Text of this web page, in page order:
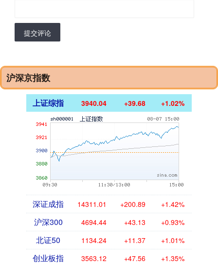
提交评论
沪深京指数
上证综指 3940.04 +39.68 +1.02%
深证成指 14311.01 +200.89 +1.42%
沪深300 4694.44 +43.13 +0.93%
北证50 1134.24 +11.37 +1.01%
创业板指 3563.12 +47.56 +1.35%